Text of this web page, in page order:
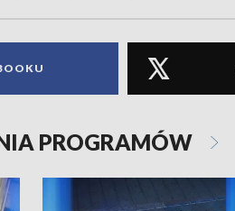
PROGRAMÓW